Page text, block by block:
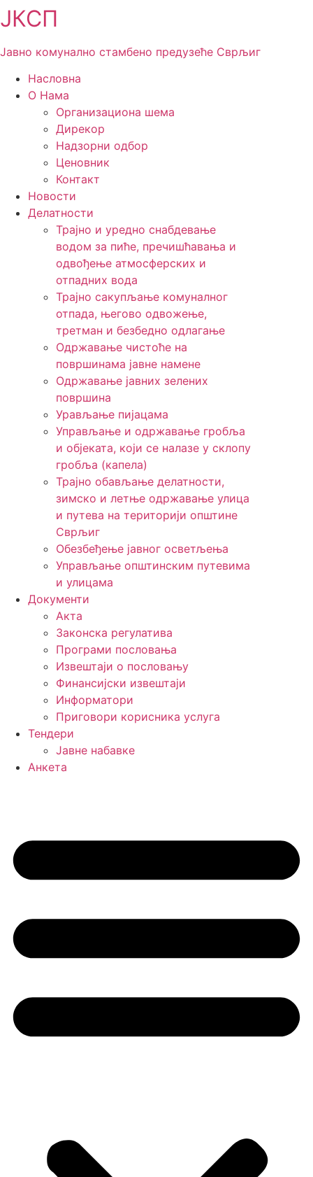
Скочите
на
садржај
ЈКСП
Јавно комунално стамбено предузеће Сврљиг
Насловна
О Нама
Организациона шема
Дирекор
Надзорни одбор
Ценовник
Контакт
Новости
Делатности
Трајно и уредно снабдевање
водом за пиће, пречишћавања и
одвођење атмосферских и
отпадних вода
Трајно сакупљање комуналног
отпада, његово одвожење,
третман и безбедно одлагање
Одржавање чистоће на
површинама јавне намене
Одржавање јавних зелених
површина
Урављање пијацама
Управљање и одржавање гробља
и објеката, који се налазе у склопу
гробља (капела)
Трајно обављање делатности,
зимско и летње одржавање улица
и путева на територији општине
Сврљиг
Обезбеђење јавног осветљења
Управљање општинским путевима
и улицама
Документи
Акта
Законска регулатива
Програми пословања
Извештаји о пословању
Финансијски извештаји
Информатори
Приговори корисника услуга
Тендери
Јавне набавке
Анкета